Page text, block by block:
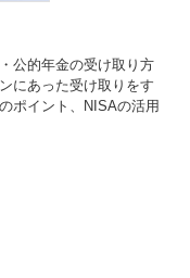
公的年金の受け取り方
にあった受け取りをす
ポイント、NISAの活用